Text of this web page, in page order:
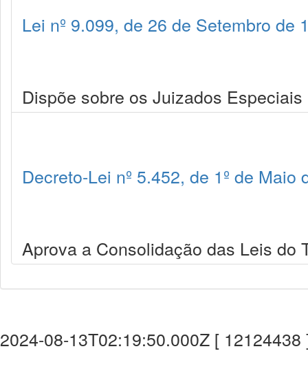
Lei nº 9.099, de 26 de Setembro de
Dispõe sobre os Juizados
Decreto-Lei nº 5.452, de 1º de Maio
Aprova a Consolidação das Leis do
2024-08-13T02:19:50.000Z [ 12124438